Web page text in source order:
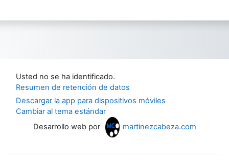
Usted no se ha identificado.
Resumen de retención de datos
Descargar la app para dispositivos móviles
Cambiar al tema estándar
Desarrollo web por
martinezcabeza.com